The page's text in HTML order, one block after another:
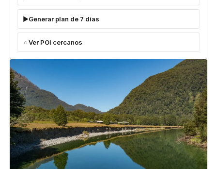
Generar plan de 7 días
Ver POI cercanos